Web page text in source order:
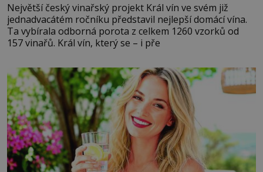
Největší český vinařský projekt Král vín ve svém již
jednadvacátém ročníku představil nejlepší domácí vína.
Ta vybírala odborná porota z celkem 1260 vzorků od
157 vinařů. Král vín, který se – i pře